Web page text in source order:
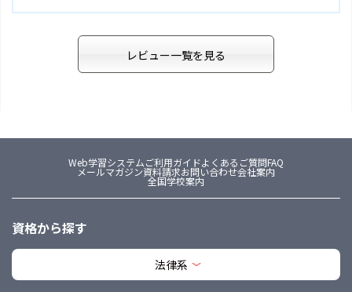
レビュー一覧を見る
Web学習システムご利用ガイドよくあるご質問FAQ
メールマガジン資料請求お問い合わせ会社案内
全国学校案内
資格から探す
法律系